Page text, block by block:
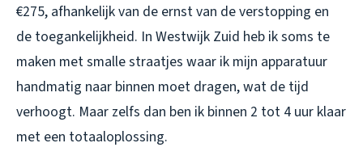
€275, afhankelijk van de ernst van de verstopping en
de toegankelijkheid. In Westwijk Zuid heb ik soms te
maken met smalle straatjes waar ik mijn apparatuur
handmatig naar binnen moet dragen, wat de tijd
verhoogt. Maar zelfs dan ben ik binnen 2 tot 4 uur klaar
met een totaaloplossing.